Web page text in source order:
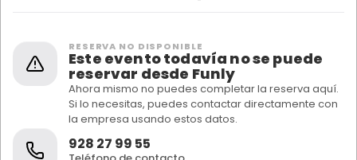
RESERVA NO DISPONIBLE
Este evento todavía no se puede
reservar desde Funly
Ahora mismo no puedes completar la reserva aquí.
Si lo necesitas, puedes contactar directamente con
la empresa usando estos datos.
928 27 99 55